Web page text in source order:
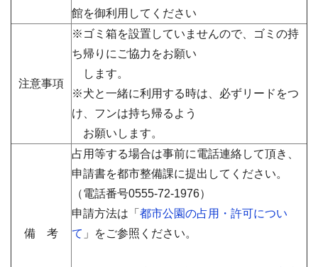
館を御利用してください
注意事項
※ゴミ箱を設置していませんので、ゴミの持
ち帰りにご協力をお願い
します。
※犬と一緒に利用する時は、必ずリードをつ
け、フンは持ち帰るよう
お願いします。
備 考
占用等する場合は事前に電話連絡して頂き、
申請書を都市整備課に提出してください。
（電話番号0555-72-1976）
申請方法は「 都市公園の占用・許可につい
て 」をご参照ください。